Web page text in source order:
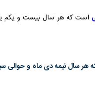
است که هر سال بیست و یکم
سال نیمه دی ماه و حوالی